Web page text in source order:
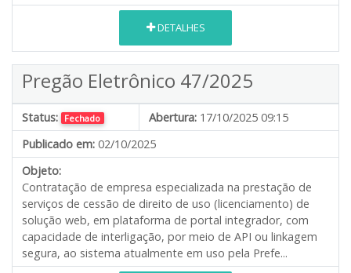
DETALHES
Pregão Eletrônico 47/2025
Status: Fechado Abertura: 17/10/2025 09:15
Publicado em: 02/10/2025
Objeto:
Contratação de empresa especializada na prestação de
serviços de cessão de direito de uso (licenciamento) de
solução web, em plataforma de portal integrador, com
capacidade de interligação, por meio de API ou linkagem
segura, ao sistema atualmente em uso pela Prefe...